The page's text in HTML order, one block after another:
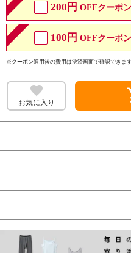
200円 OFFクーポン
100円 OFFクーポン
※クーポン適用後の費用は決済画面で確認できま
お気に入り